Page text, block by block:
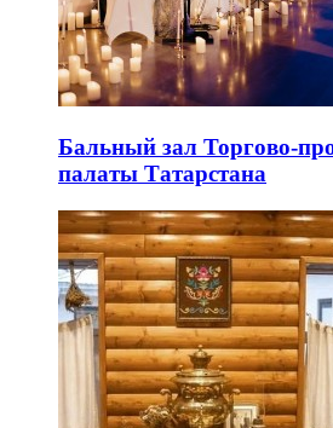
Бальный зал Торгово-
палаты Татарстана